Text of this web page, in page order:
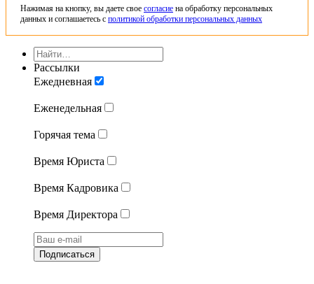
Нажимая на кнопку, вы даете свое согласие на обработку персональных
данных и соглашаетесь с политикой обработки персональных данных
Рассылки
Ежедневная
Еженедельная
Горячая тема
Время Юриста
Время Кадровика
Время Директора
Подписаться